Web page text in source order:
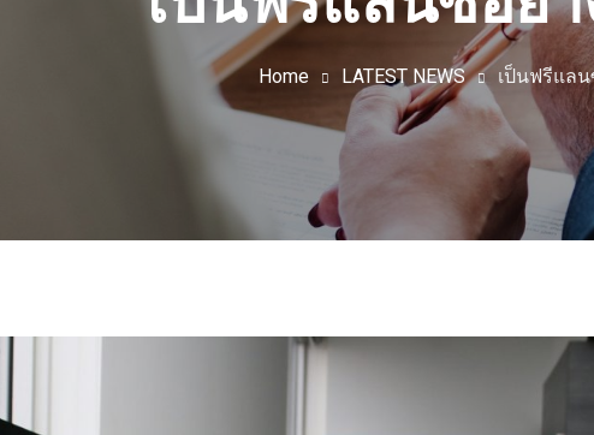
Home LATEST NEWS เป็นฟรีแล